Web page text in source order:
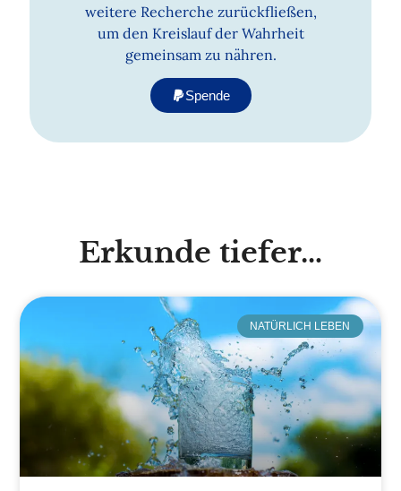
weitere Recherche zurückfließen,
um den Kreislauf der Wahrheit
gemeinsam zu nähren.
Spende
Erkunde tiefer…
NATÜRLICH LEBEN